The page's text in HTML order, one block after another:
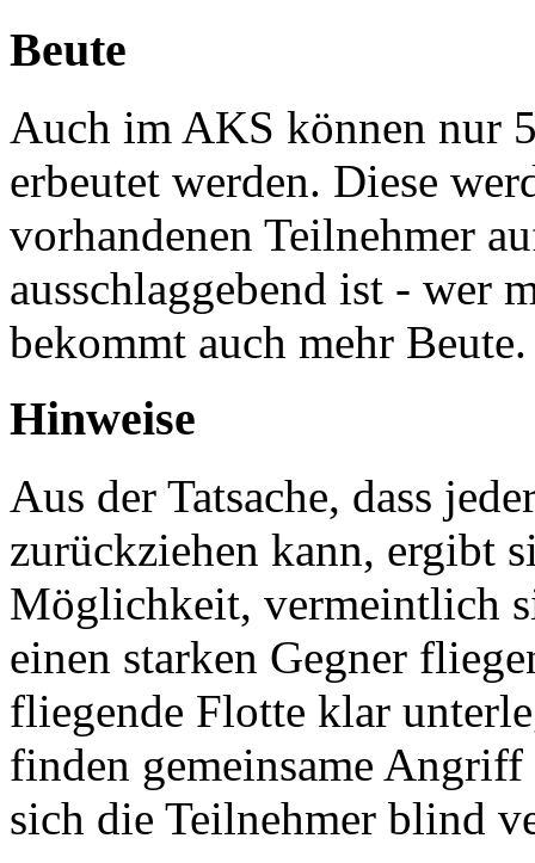
Beute
Auch im AKS können nur
erbeutet werden. Diese
vorhandenen Teilnehmer
ausschlaggebend ist - wer
bekommt auch mehr Beute.
Hinweise
Aus der Tatsache, dass
zurückziehen kann, ergibt
Möglichkeit, vermeintlich
einen starken Gegner
fliegende Flotte klar
finden gemeinsame
sich die Teilnehmer blind